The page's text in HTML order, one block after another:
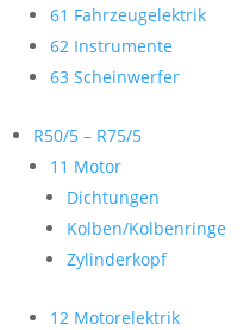
61 Fahrzeugelektrik
62 Instrumente
63 Scheinwerfer
R50/5 – R75/5
11 Motor
Dichtungen
Kolben/Kolbenringe
Zylinderkopf
12 Motorelektrik